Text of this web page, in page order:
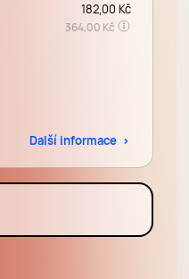
182,00 Kč
364,00 Kč
Další informace